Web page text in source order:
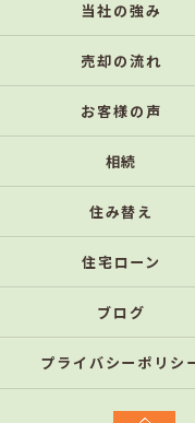
当社の強み
売却の流れ
お客様の声
相続
住み替え
住宅ローン
ブログ
プライバシーポリシ